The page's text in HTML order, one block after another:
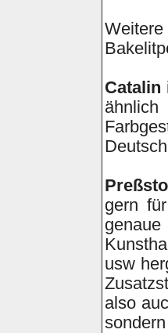
Catalin
gern
usw
also